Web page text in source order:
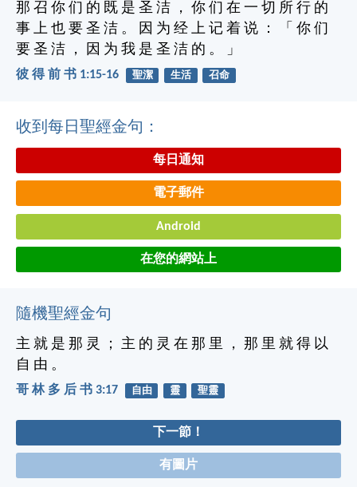
那 召 你 们 的 既 是 圣 洁 ， 你 们 在 一 切 所 行 的
事 上 也 要 圣 洁 。 因 为 经 上 记 着 说 ： 「 你 们
要 圣 洁 ， 因 为 我 是 圣 洁 的 。 」
彼 得 前 书 1:15-16 聖潔 生活 召命
收到每日聖經金句：
每日通知
電子郵件
Android
在您的網站上
隨機聖經金句
主 就 是 那 灵 ； 主 的 灵 在 那 里 ， 那 里 就 得 以
自 由 。
哥 林 多 后 书 3:17 自由 靈 聖靈
下一節！
有圖片